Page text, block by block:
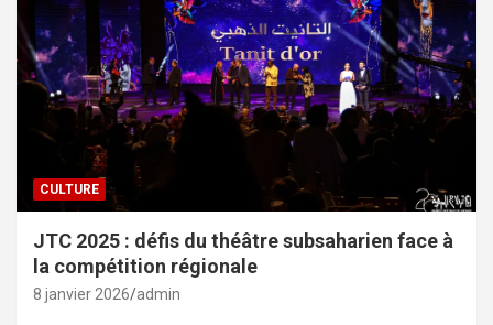
CULTURE
JTC 2025 : défis du théâtre subsaharien face à
la compétition régionale
8 janvier 2026 admin